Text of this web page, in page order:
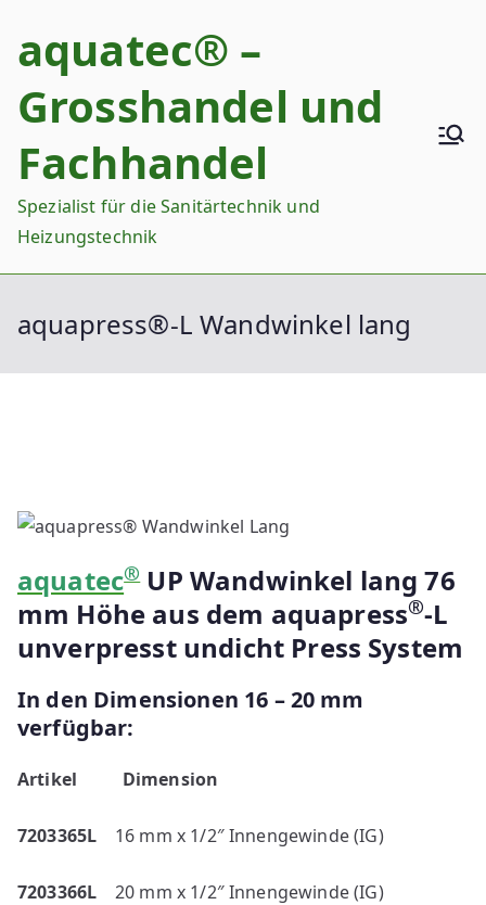
Inhalt
springen
aquatec® –
Grosshandel und
Fachhandel
Spezialist für die Sanitärtechnik und
Heizungstechnik
aquapress®-L Wandwinkel lang
aquatec®UP Wandwinkel lang 76
mm Höhe aus dem aquapress®-L
unverpresst undicht Press System
In den Dimensionen 16 – 20 mm
verfügbar:
Artikel Dimension
7203365L 16 mm x 1/2″ Innengewinde (IG)
7203366L 20 mm x 1/2″ Innengewinde (IG)